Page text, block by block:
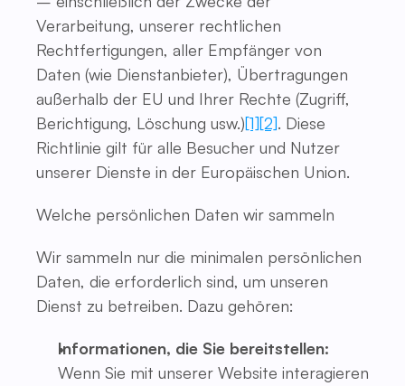
Verarbeitung, unserer rechtlichen
Rechtfertigungen, aller Empfänger von
Daten (wie Dienstanbieter), Übertragungen
außerhalb der EU und Ihrer Rechte (Zugriff,
Berichtigung, Löschung usw.)[1][2]. Diese
Richtlinie gilt für alle Besucher und Nutzer
unserer Dienste in der Europäischen Union.
Welche persönlichen Daten wir sammeln
Wir sammeln nur die minimalen persönlichen
Daten, die erforderlich sind, um unseren
Dienst zu betreiben. Dazu gehören:
Informationen, die Sie bereitstellen:
Wenn Sie mit unserer Website interagieren